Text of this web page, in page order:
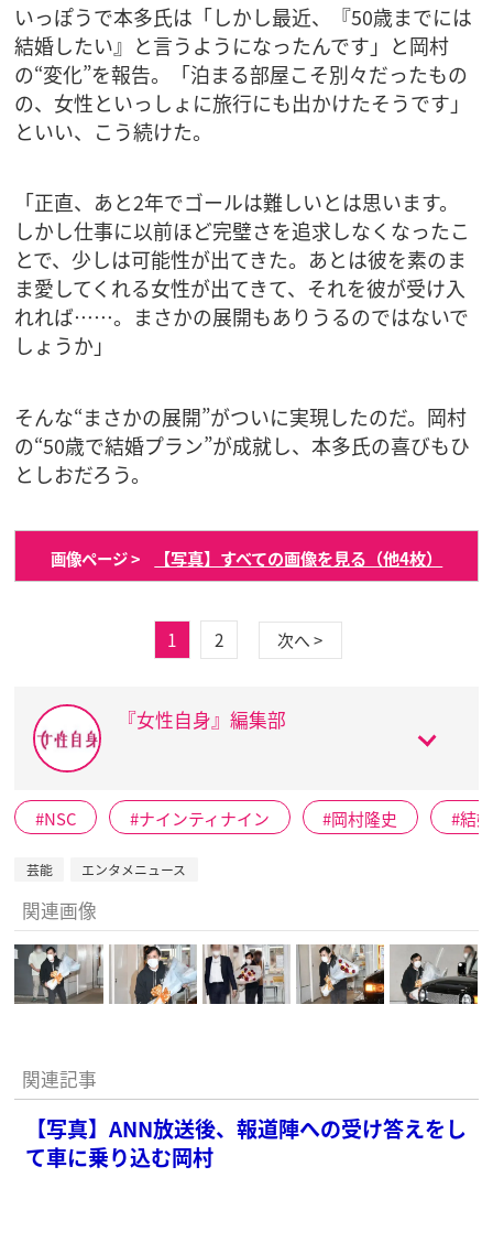
いっぽうで本多氏は「しかし最近、『50歳までには
結婚したい』と言うようになったんです」と岡村
の“変化”を報告。「泊まる部屋こそ別々だったもの
の、女性といっしょに旅行にも出かけたそうです」
といい、こう続けた。
「正直、あと2年でゴールは難しいとは思います。
しかし仕事に以前ほど完璧さを追求しなくなったこ
とで、少しは可能性が出てきた。あとは彼を素のま
ま愛してくれる女性が出てきて、それを彼が受け入
れれば……。まさかの展開もありうるのではないで
しょうか」
そんな“まさかの展開”がついに実現したのだ。岡村
の“50歳で結婚プラン”が成就し、本多氏の喜びもひ
としおだろう。
画像ページ > 【写真】すべての画像を見る（他4枚）
1 2 次へ >
『女性自身』編集部
NSC ナインティナイン 岡村隆史 結婚
芸能 エンタメニュース
関連画像
関連記事
【写真】ANN放送後、報道陣への受け答えをし
て車に乗り込む岡村